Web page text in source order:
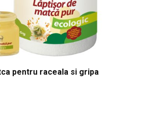
pentru raceala si gripa